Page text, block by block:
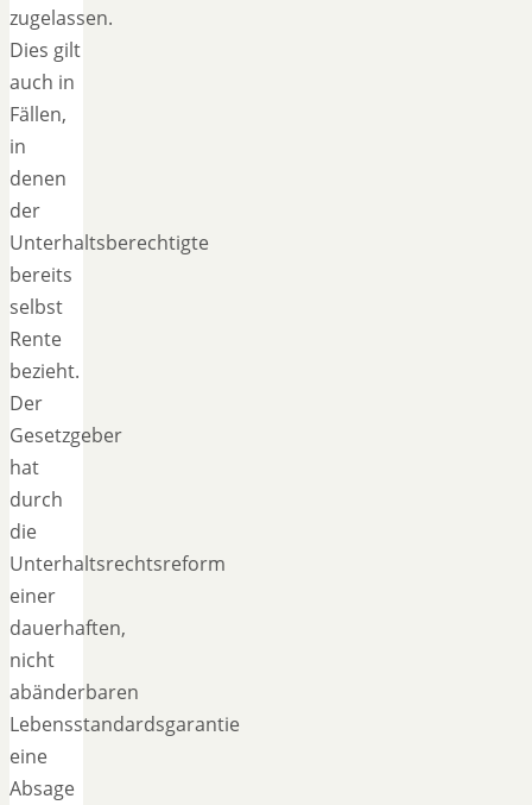
zugelassen.
Dies gilt
auch in
Fällen,
in
denen
der
Unterhaltsberechtigte
bereits
selbst
Rente
bezieht.
Der
Gesetzgeber
hat
durch
die
Unterhaltsrechtsreform
einer
dauerhaften,
nicht
abänderbaren
Lebensstandardsgarantie
eine
Absage